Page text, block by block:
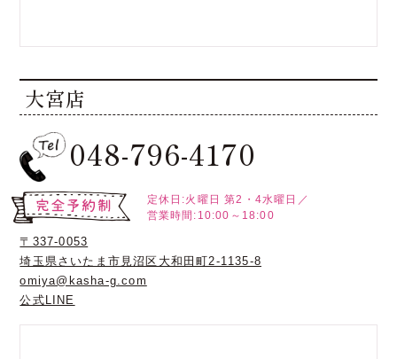
大宮店
048-796-4170
定休日:火曜日 第2・4水曜日／
営業時間:10:00～18:00
〒337-0053
埼玉県さいたま市見沼区大和田町2-1135-8
omiya@kasha-g.com
公式LINE